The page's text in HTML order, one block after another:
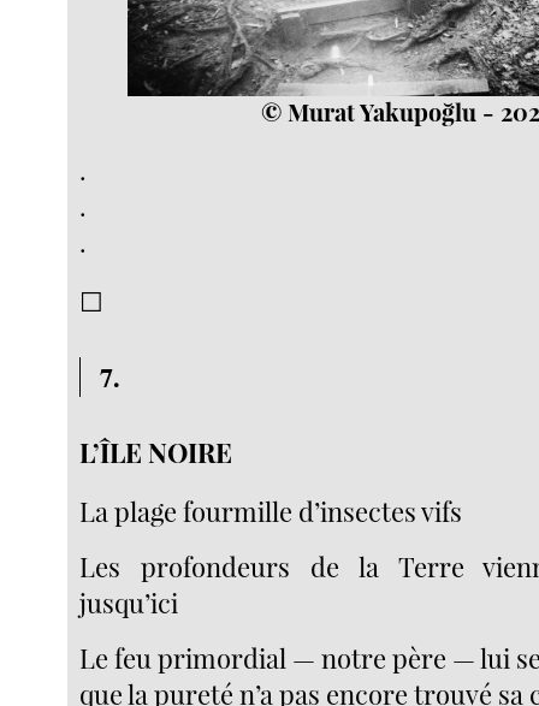
© Murat Yakupoğlu -
.
.
.
☐
7.
L’ÎLE NOIRE
La plage fourmille d’insectes vifs
Les profondeurs de la Terre
jusqu’ici
Le feu primordial — notre père — lui
que la pureté n’a pas encore trouvé sa